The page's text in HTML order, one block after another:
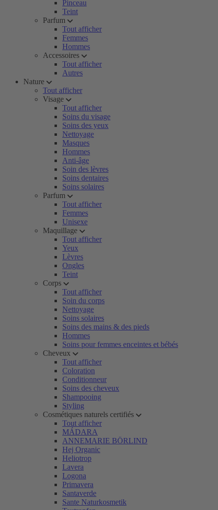
Pinceau
Teint
Parfum
Tout afficher
Femmes
Hommes
Accessoires
Tout afficher
Autres
Nature
Tout afficher
Visage
Tout afficher
Soins du visage
Soins des yeux
Nettoyage
Masques
Hommes
Anti-âge
Soin des lèvres
Soins dentaires
Soins solaires
Parfum
Tout afficher
Femmes
Unisexe
Maquillage
Tout afficher
Yeux
Lèvres
Ongles
Teint
Corps
Tout afficher
Soin du corps
Nettoyage
Soins solaires
Soins des mains & des pieds
Hommes
Soins pour femmes enceintes et bébés
Cheveux
Tout afficher
Coloration
Conditionneur
Soins des cheveux
Shampooing
Styling
Cosmétiques naturels certifiés
Tout afficher
MÁDARA
ANNEMARIE BÖRLIND
Hej Organic
Heliotrop
Lavera
Logona
Primavera
Santaverde
Sante Naturkosmetik